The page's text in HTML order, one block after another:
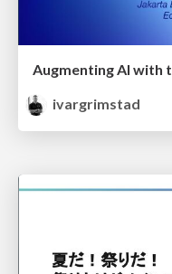
Augmenting AI with
ivargrimstad